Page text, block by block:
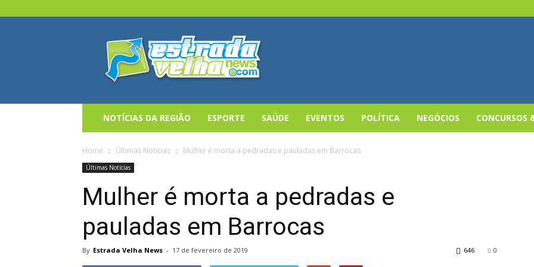
Estrada
Velha
News
NOTÍCIAS DA REGIÃO ESPORTE SAÚDE EVENTOS POLÍTICA NEGÓCIOS CONCURSOS
Home Últimas Notícias Mulher é morta a pedradas e pauladas em Barrocas
Últimas Notícias
Mulher é morta a pedradas e
pauladas em Barrocas
By Estrada Velha News - 17 de fevereiro de 2019 0
646